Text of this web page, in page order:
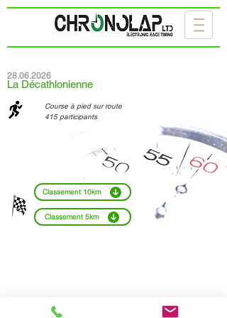
La Décathlonienne
28.06.2026
Course à pied sur route
415 participants
Classement 10km
Classement 5km